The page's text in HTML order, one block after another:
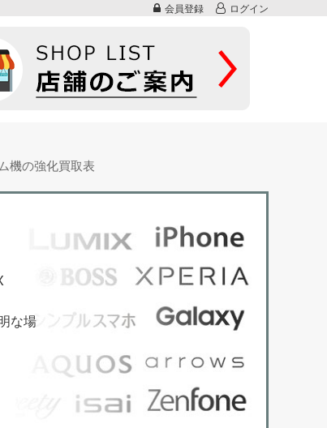
会員登録 ログイン
な場